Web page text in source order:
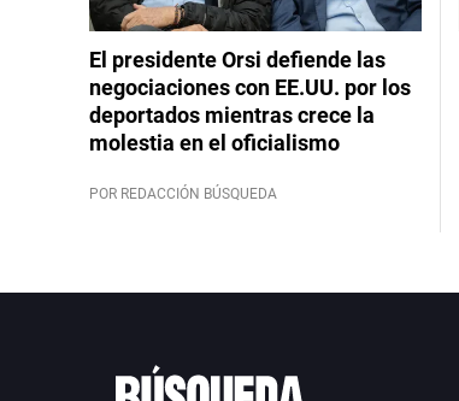
El presidente Orsi defiende las
negociaciones con EE.UU. por los
deportados mientras crece la
molestia en el oficialismo
POR REDACCIÓN BÚSQUEDA